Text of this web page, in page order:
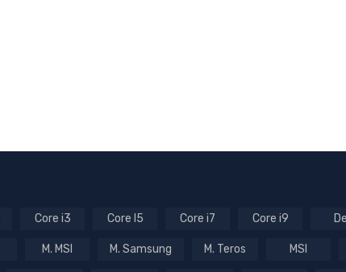
Core i3 Core I5 Core i7 Core i9 Dell
M. MSI M. Samsung M. Teros MSI